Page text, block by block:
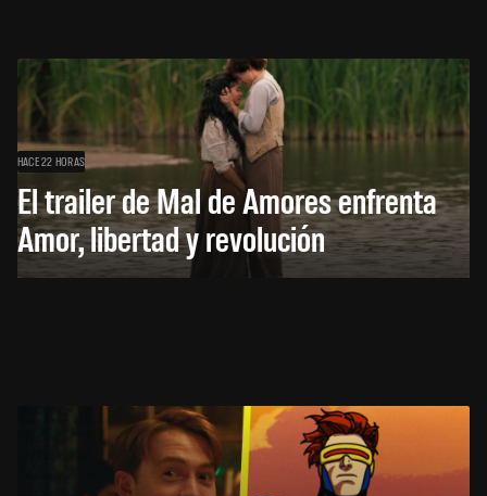
HACE 22 HORAS
El trailer de Mal de Amores enfrenta
Amor, libertad y revolución